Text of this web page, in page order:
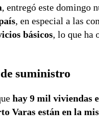
, entregó este domingo
, en especial a las
básicos, lo que ha
suministro
hay 9 mil viviendas
Varas están en la